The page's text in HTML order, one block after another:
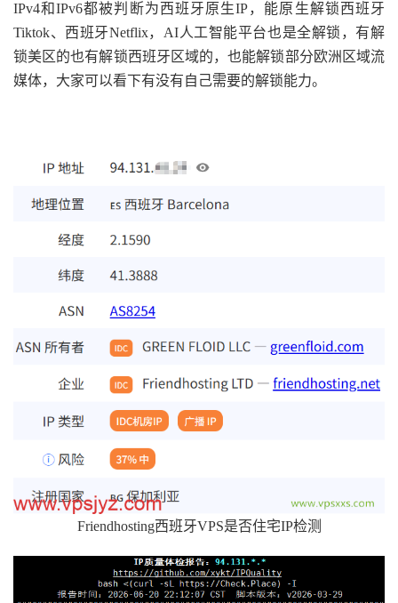
IPv4和IPv6都被判断为西班牙原生IP，能原生解锁西班牙
Tiktok、西班牙Netflix，AI人工智能平台也是全解锁，有解
锁美区的也有解锁西班牙区域的，也能解锁部分欧洲区域流
媒体，大家可以看下有没有自己需要的解锁能力。
Friendhosting西班牙VPS是否住宅IP检测